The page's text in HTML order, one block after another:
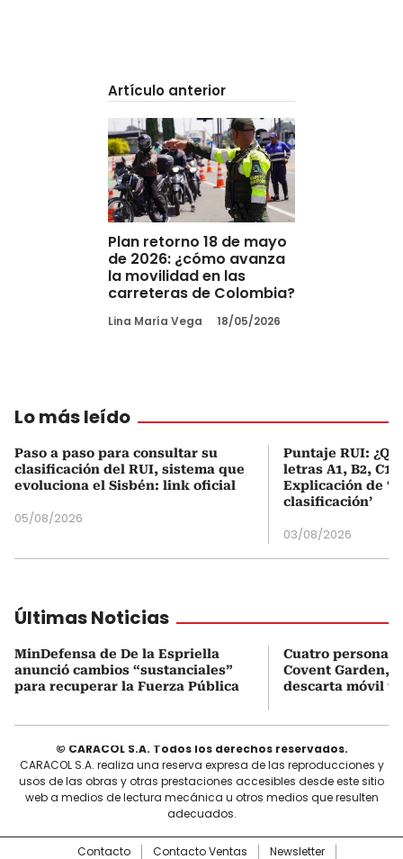
Artículo anterior
Plan retorno 18 de mayo
de 2026: ¿cómo avanza
la movilidad en las
carreteras de Colombia?
Lina María Vega 18/05/2026
Lo más leído
Paso a paso para consultar su
clasificación del RUI, sistema que
evoluciona el Sisbén: link oficial
05/08/2026
Puntaje RUI:
letras A1, B2, C1
Explicación de
clasificación’
03/08/2026
Últimas Noticias
MinDefensa de De la Espriella
anunció cambios “sustanciales”
para recuperar la Fuerza Pública
Cuatro personas
Covent Garden,
descarta móvil
© CARACOL S.A. Todos los derechos reservados.
CARACOL S.A. realiza una reserva expresa de las reproducciones y
usos de las obras y otras prestaciones accesibles desde este sitio
web a medios de lectura mecánica u otros medios que resulten
adecuados.
Contacto Contacto Ventas Newsletter